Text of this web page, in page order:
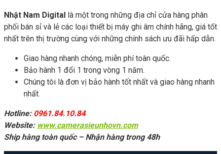
Nhật Nam Digital là một trong những địa chỉ cửa hàng phân
phối bán sỉ và lẻ các loại thiết bị máy ghi âm chính hãng, giá tốt
nhất trên thị trường cùng với những chính sách ưu đãi hấp dẫn.
Giao hàng nhanh chóng, miễn phí toàn quốc.
Bảo hành 1 đổi 1 trong vòng 1 năm.
Chúng tôi là đơn vị bảo hành tốt nhất và giao hàng nhanh
nhất.
Hotline: 0961.84.10.84
Website: www.camerasieunhovn.com
Ship hàng toàn quốc – Nhận hàng trong 48h